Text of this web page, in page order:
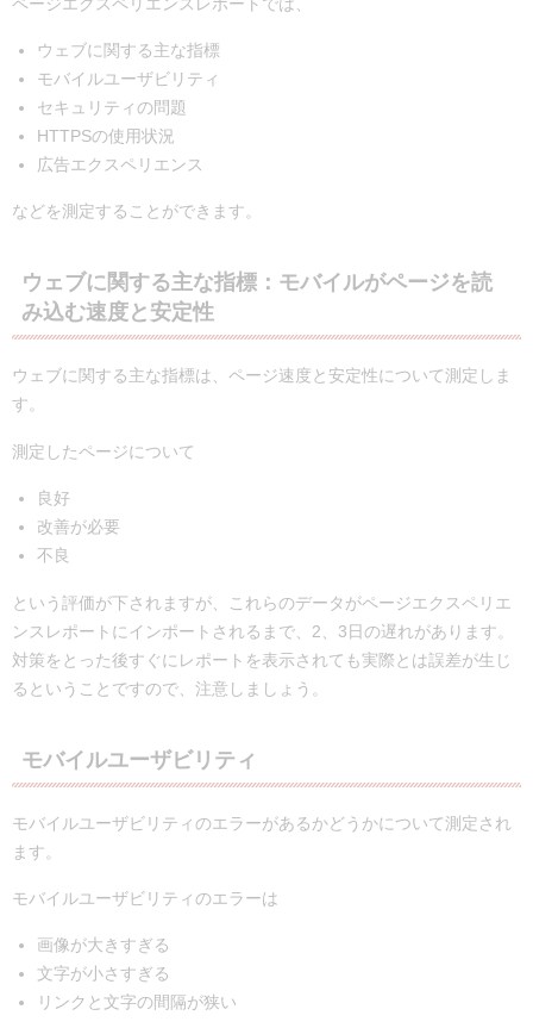
ウェブに関する主な指標
モバイルユーザビリティ
セキュリティの問題
HTTPSの使用状況
広告エクスペリエンス
などを測定することができます。
ウェブに関する主な指標：モバイルがページを読
み込む速度と安定性
ウェブに関する主な指標は、ページ速度と安定性について測定しま
す。
測定したページについて
良好
改善が必要
不良
という評価が下されますが、これらのデータがページエクスペリエ
ンスレポートにインポートされるまで、2、3日の遅れがあります。
対策をとった後すぐにレポートを表示されても実際とは誤差が生じ
るということですので、注意しましょう。
モバイルユーザビリティ
モバイルユーザビリティのエラーがあるかどうかについて測定され
ます。
モバイルユーザビリティのエラーは
画像が大きすぎる
文字が小さすぎる
リンクと文字の間隔が狭い